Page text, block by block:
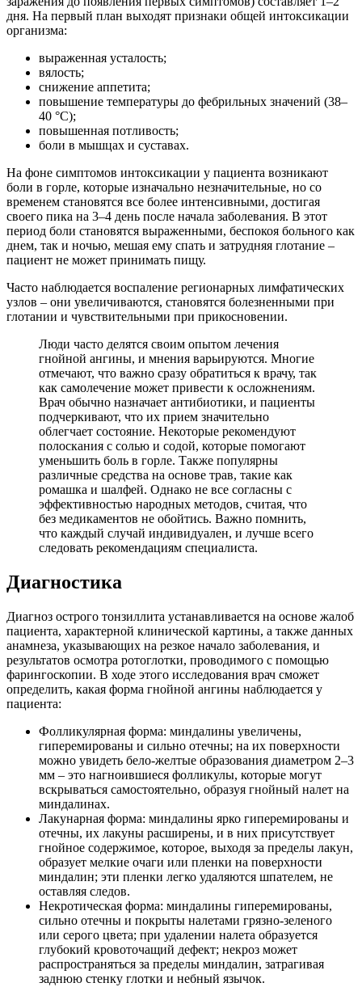
дня. На первый план выходят признаки общей интоксикации
организма:
выраженная усталость;
вялость;
снижение аппетита;
повышение температуры до фебрильных значений (38–
40 °C);
повышенная потливость;
боли в мышцах и суставах.
На фоне симптомов интоксикации у пациента возникают
боли в горле, которые изначально незначительные, но со
временем становятся все более интенсивными, достигая
своего пика на 3–4 день после начала заболевания. В этот
период боли становятся выраженными, беспокоя больного как
днем, так и ночью, мешая ему спать и затрудняя глотание –
пациент не может принимать пищу.
Часто наблюдается воспаление регионарных лимфатических
узлов – они увеличиваются, становятся болезненными при
глотании и чувствительными при прикосновении.
Люди часто делятся своим опытом лечения
гнойной ангины, и мнения варьируются. Многие
отмечают, что важно сразу обратиться к врачу, так
как самолечение может привести к осложнениям.
Врач обычно назначает антибиотики, и пациенты
подчеркивают, что их прием значительно
облегчает состояние. Некоторые рекомендуют
полоскания с солью и содой, которые помогают
уменьшить боль в горле. Также популярны
различные средства на основе трав, такие как
ромашка и шалфей. Однако не все согласны с
эффективностью народных методов, считая, что
без медикаментов не обойтись. Важно помнить,
что каждый случай индивидуален, и лучше всего
следовать рекомендациям специалиста.
Диагностика
Диагноз острого тонзиллита устанавливается на основе жалоб
пациента, характерной клинической картины, а также данных
анамнеза, указывающих на резкое начало заболевания, и
результатов осмотра ротоглотки, проводимого с помощью
фарингоскопии. В ходе этого исследования врач сможет
определить, какая форма гнойной ангины наблюдается у
пациента:
Фолликулярная форма: миндалины увеличены,
гиперемированы и сильно отечны; на их поверхности
можно увидеть бело-желтые образования диаметром 2–3
мм – это нагноившиеся фолликулы, которые могут
вскрываться самостоятельно, образуя гнойный налет на
миндалинах.
Лакунарная форма: миндалины ярко гиперемированы и
отечны, их лакуны расширены, и в них присутствует
гнойное содержимое, которое, выходя за пределы лакун,
образует мелкие очаги или пленки на поверхности
миндалин; эти пленки легко удаляются шпателем, не
оставляя следов.
Некротическая форма: миндалины гиперемированы,
сильно отечны и покрыты налетами грязно-зеленого
или серого цвета; при удалении налета образуется
глубокий кровоточащий дефект; некроз может
распространяться за пределы миндалин, затрагивая
заднюю стенку глотки и небный язычок.